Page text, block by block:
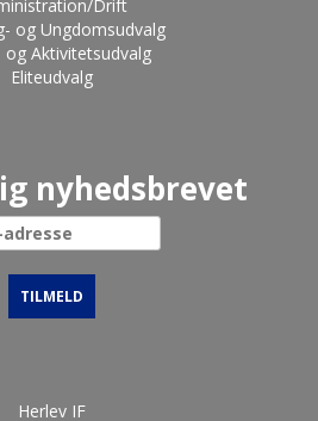
Drift
og Ungdomsudvalg
og Aktivitetsudvalg
Eliteudvalg
nyhedsbrevet
Herlev IF